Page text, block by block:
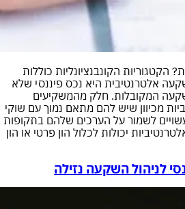
הקונבנציונליות כוללות
אלטרנטיבית היא נכס פיננסי שלא
המקובלות. חלק מהמשקיעים
מכיוון שיש להם מתאם נמוך עם שוקי
לשמור על הערכים שלהם בתקופות
יכולות לכלול הון פרטי או הון
לניהול השקעה נזילה